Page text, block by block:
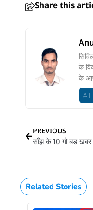
Share this
के
के
All
PREVIOUS
साँझ के 10 गो बड़ खबर
Related Stories